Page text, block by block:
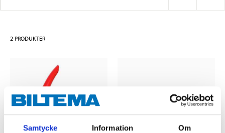
Samtycke Information Om
2 PRODUKTER